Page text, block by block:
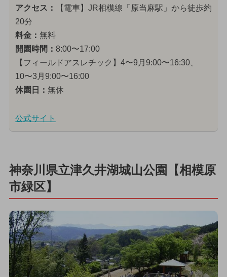
アクセス：
【電車】JR相模線「原当麻駅」から徒歩約
20分
料金： 無料
開園時間： 8:00〜17:00
【フィールドアスレチック】4〜9月9:00〜16:30、
10〜3月9:00〜16:00
休園日： 無休
公式サイト
神奈川県立津久井湖城山公園【相模原
市緑区】